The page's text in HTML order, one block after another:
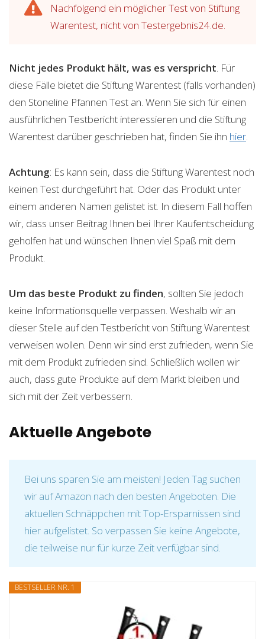
Nachfolgend ein möglicher Test von Stiftung
Warentest, nicht von Testergebnis24.de.
Nicht jedes Produkt hält, was es verspricht . Für
diese Fälle bietet die Stiftung Warentest (falls vorhanden)
den Stoneline Pfannen Test an. Wenn Sie sich für einen
ausführlichen Testbericht interessieren und die Stiftung
Warentest darüber geschrieben hat, finden Sie ihn hier
Achtung: Es kann sein, dass die Stiftung Warentest noch
keinen Test durchgeführt hat. Oder das Produkt unter
einem anderen Namen gelistet ist. In diesem Fall hoffen
wir, dass unser Beitrag Ihnen bei Ihrer Kaufentscheidung
geholfen hat und wünschen Ihnen viel Spaß mit dem
Produkt.
Um das beste Produkt zu finden, sollten Sie jedoch
keine Informationsquelle verpassen. Weshalb wir an
dieser Stelle auf den Testbericht von Stiftung Warentest
verweisen wollen. Denn wir sind erst zufrieden, wenn Sie
mit dem Produkt zufrieden sind. Schließlich wollen wir
auch, dass gute Produkte auf dem Markt bleiben und
sich mit der Zeit verbessern.
Aktuelle Angebote
Bei uns sparen Sie am meisten! Jeden Tag suchen
wir auf Amazon nach den besten Angeboten. Die
aktuellen Schnäppchen mit Top-Ersparnissen sind
hier aufgelistet. So verpassen Sie keine Angebote,
die teilweise nur für kurze Zeit verfügbar sind.
BESTSELLER NR. 1